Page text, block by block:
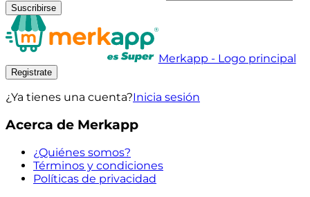
Suscribirse
Merkapp - Logo principal
Registrate
¿Ya tienes una cuenta?Inicia sesión
Acerca de Merkapp
¿Quiénes somos?
Términos y condiciones
Políticas de privacidad